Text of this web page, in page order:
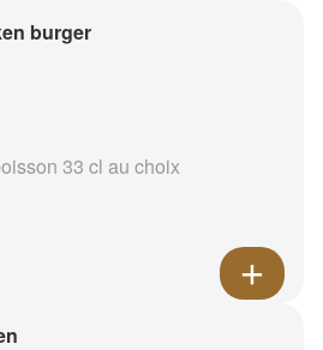
burger
33 cl au choix